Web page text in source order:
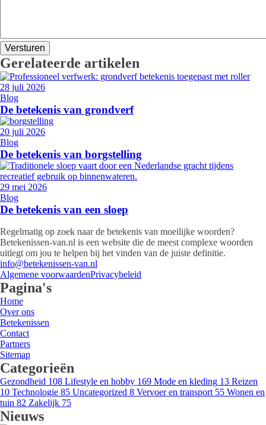
Gerelateerde artikelen
28 juli 2026
Blog
De betekenis van grondverf
20 juli 2026
Blog
De betekenis van borgstelling
29 mei 2026
Blog
De betekenis van een sloep
Regelmatig op zoek naar de betekenis van moeilijke woorden?
Betekenissen-van.nl is een website die de meest complexe woorden
uitlegt om jou te helpen bij het vinden van de juiste definitie.
info@betekenissen-van.nl
Algemene voorwaardenPrivacybeleid
Pagina's
Home
Over ons
Betekenissen
Contact
Partners
Sitemap
Categorieën
Gezondheid 108 Lifestyle en hobby 169 Mode en kleding 13 Reizen
10 Technologie 85 Uncategorized 8 Vervoer en transport 55 Wonen en
tuin 82 Zakelijk 75
Nieuws